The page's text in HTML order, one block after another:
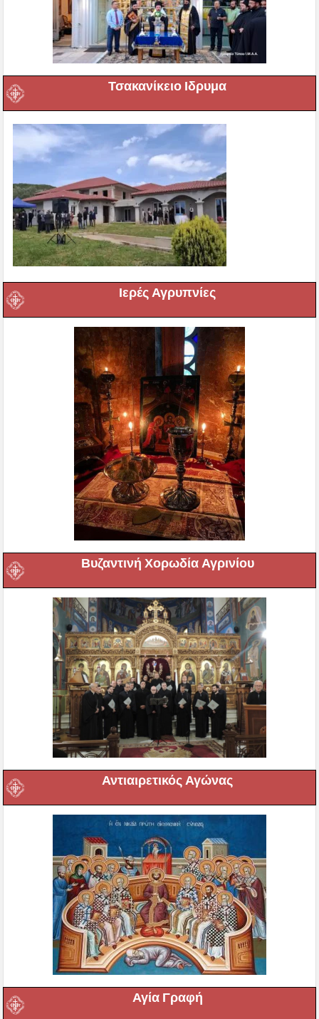
Τσακανίκειο Ιδρυμα
Ιερές Αγρυπνίες
Βυζαντινή Χορωδία Αγρινίου
Αντιαιρετικός Αγώνας
Αγία Γραφή